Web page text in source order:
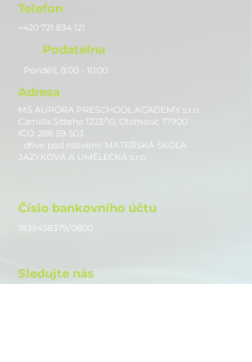
Telefon
+420 721 834 121
Podatelna
Pondělí, 8:00 - 10:00
Adresa
MŠ AURORA PRESCHOOL ACADEMY s.r.o.
Camilla Sitteho 1222/10, Olomouc 77900
IČO: 286 59 503
- dříve pod názvem: MATEŘSKÁ ŠKOLA
JAZYKOVÁ A UMĚLECKÁ s.r.o.
Číslo bankovního účtu
1839438379/0800
Sledujte nás